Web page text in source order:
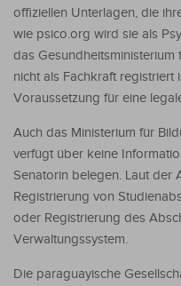
offiziellen Unterlagen, die
wie psico.org wird sie als
das Gesundheitsministerium
nicht als Fachkraft registriert
Voraussetzung für eine
Auch das Ministerium für
verfügt über keine
Senatorin belegen. Laut der
Registrierung von
oder Registrierung des
Verwaltungssystem.
Die paraguayische